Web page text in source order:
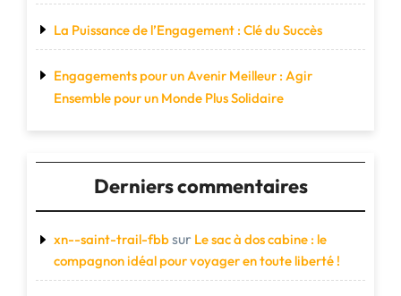
La Puissance de l’Engagement : Clé du Succès
Engagements pour un Avenir Meilleur : Agir
Ensemble pour un Monde Plus Solidaire
Derniers commentaires
xn--saint-trail-fbbsur Le sac à dos cabine : le
compagnon idéal pour voyager en toute liberté !